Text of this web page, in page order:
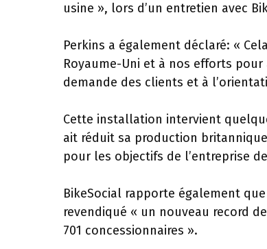
usine », lors d’un entretien avec
Perkins a également déclaré: «
Royaume-Uni et à nos efforts
demande des clients et à
Cette installation intervient
ait réduit sa production
pour les objectifs de l’entreprise
BikeSocial rapporte également
revendiqué « un nouveau record
701 concessionnaires ».